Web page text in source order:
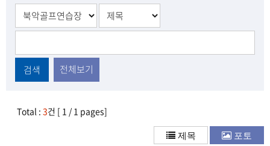
검색 전체보기
Total : 3건 [ 1 / 1 pages]
제목 포토